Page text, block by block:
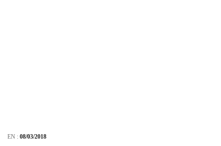
EN : 08/03/2018